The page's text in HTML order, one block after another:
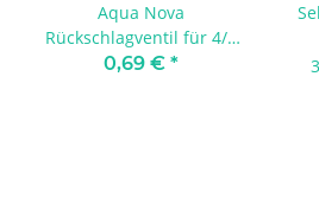
Aqua Nova
Rückschlagventil für 4/6
mm | 1 Stück geprüft
0,69 € *